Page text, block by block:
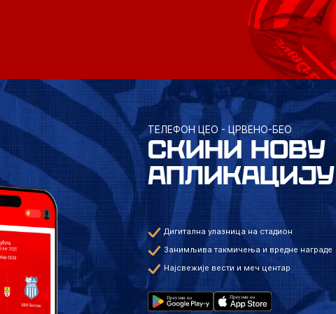
ТЕЛЕФОН ЦЕО - ЦРВЕНО-БЕО
СКИНИ НОВУ
АПЛИКАЦИЈУ
Дигитална улазница на стадион
Занимљива такмичења и вредне награде
Најсвежије вести и меч центар